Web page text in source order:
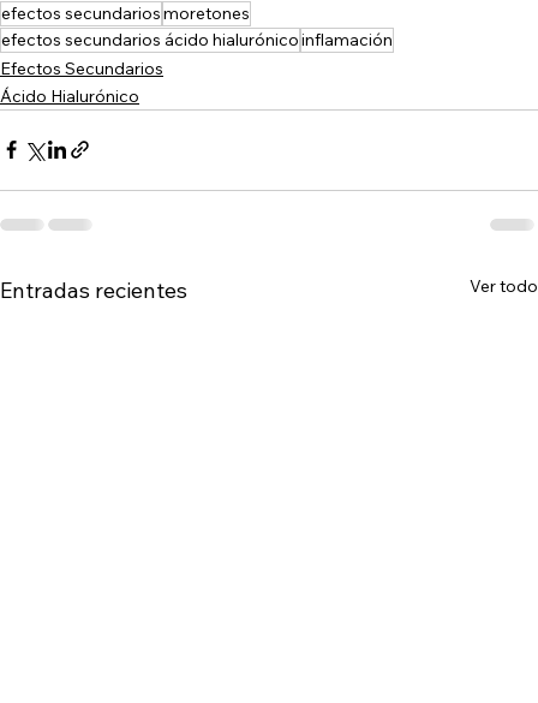
efectos secundariosmoretones
efectos secundarios ácido hialurónicoinflamación
Efectos Secundarios
Ácido Hialurónico
Entradas recientes Ver todo